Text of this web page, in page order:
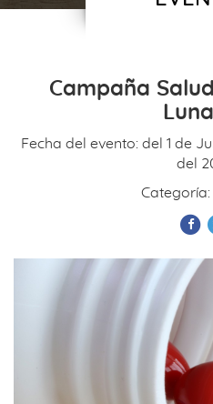
Campaña
Fecha del evento: del 1 de
del
Categoría: